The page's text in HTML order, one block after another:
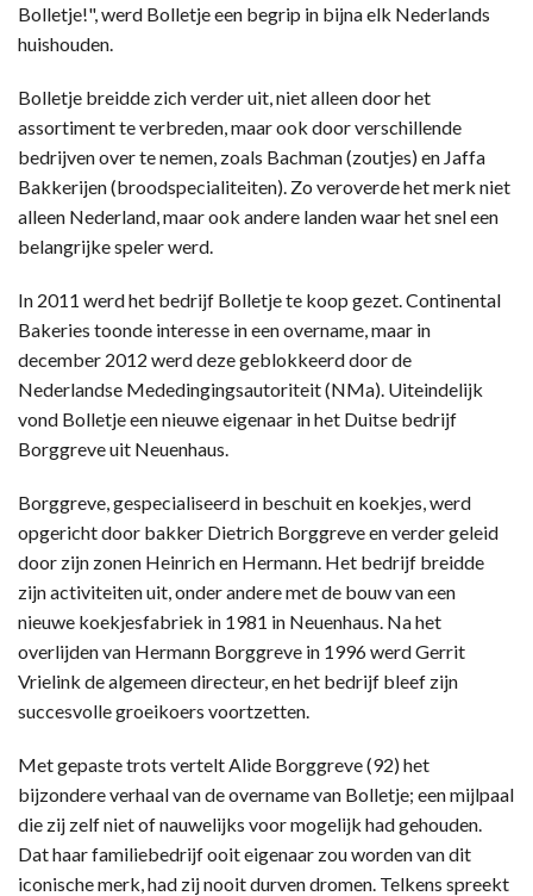
Bolletje!", werd Bolletje een begrip in bijna elk Nederlands
huishouden.
Bolletje breidde zich verder uit, niet alleen door het
assortiment te verbreden, maar ook door verschillende
bedrijven over te nemen, zoals Bachman (zoutjes) en Jaffa
Bakkerijen (broodspecialiteiten). Zo veroverde het merk niet
alleen Nederland, maar ook andere landen waar het snel een
belangrijke speler werd.
In 2011 werd het bedrijf Bolletje te koop gezet. Continental
Bakeries toonde interesse in een overname, maar in
december 2012 werd deze geblokkeerd door de
Nederlandse Mededingingsautoriteit (NMa). Uiteindelijk
vond Bolletje een nieuwe eigenaar in het Duitse bedrijf
Borggreve uit Neuenhaus.
Borggreve, gespecialiseerd in beschuit en koekjes, werd
opgericht door bakker Dietrich Borggreve en verder geleid
door zijn zonen Heinrich en Hermann. Het bedrijf breidde
zijn activiteiten uit, onder andere met de bouw van een
nieuwe koekjesfabriek in 1981 in Neuenhaus. Na het
overlijden van Hermann Borggreve in 1996 werd Gerrit
Vrielink de algemeen directeur, en het bedrijf bleef zijn
succesvolle groeikoers voortzetten.
Met gepaste trots vertelt Alide Borggreve (92) het
bijzondere verhaal van de overname van Bolletje; een mijlpaal
die zij zelf niet of nauwelijks voor mogelijk had gehouden.
Dat haar familiebedrijf ooit eigenaar zou worden van dit
iconische merk, had zij nooit durven dromen. Telkens spreekt